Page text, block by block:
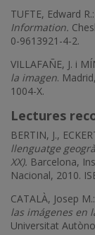
TUFTE, Edward R.:
Information.
0-9613921-4-2.
VILLAFAÑE, J. i
la imagen.
1004-X.
Lectures
BERTIN, J.,
llenguatge
XX). Barcelona,
Nacional, 2010.
CATALÀ, Josep M.:
las imágenes en
Universitat